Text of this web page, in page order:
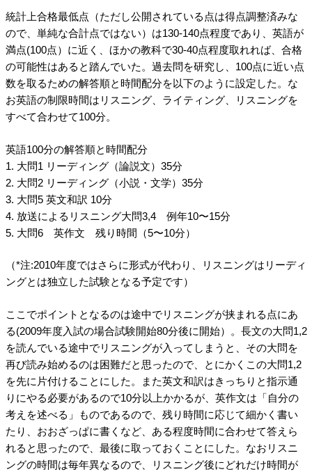
統計上合格最低点（ただし公開されている点は得点調整済みな
ので、単純な合計点ではない）は130-140点程度であり、英語が
満点(100点）に近く、ほかの教科で30-40点程度取れれば、合格
の可能性はあると踏んでいた。過去問を研究し、100点に近い点
数を取るための解答順と時間配分を以下のように設定した。な
お英語の制限時間はリスニング、ライティング、リスニングを
すべて合わせて100分。
英語100分の解答順と時間配分
1. 大問1 リーディング（論説文）35分
2. 大問2 リーディング（小説・文学）35分
3. 大問5 英文和訳 10分
4. 放送によるリスニング大問3,4 例年10〜15分
5. 大問6 英作文 残り時間（5〜10分）
（*注:2010年度ではさらに形式が代わり、リスニングはリーディ
ングとは独立した試験となる予定です）
ここでポイントとなるのは途中でリスニングが挟まれる点にあ
る(2009年度入試の場合試験開始80分後に開始）。長文の大問1,2
を読んでいる途中でリスニングが入ってしまうと、その大問を
再び読み始めるのは困難だと思ったので、とにかくこの大問1,2
を先に片付けることにした。また英文和訳はきっちりと指示通
りにやる必要があるので10分以上かかるが、英作文は「自分の
考えを述べる」ものであるので、残り時間に応じて細かく書い
たり、おおざっぱに書くなど、ある程度時間に合わせて答えら
れると思ったので、最後に取っておくことにした。なおリスニ
ングの時間は毎年異なるので、リスニング後にどれだけ時間が